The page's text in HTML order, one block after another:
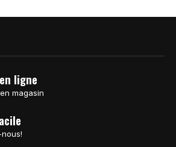
ligne
magasin